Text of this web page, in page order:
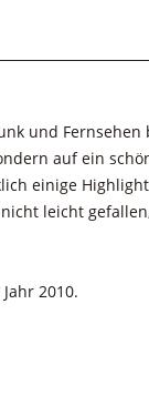
und
auf ein
einige
leicht
2010.